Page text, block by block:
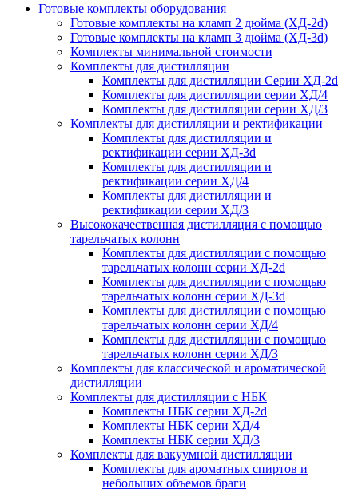
Готовые комплекты оборудования
Готовые комплекты на кламп 2 дюйма (ХД-2d)
Готовые комплекты на кламп 3 дюйма (ХД-3d)
Комплекты минимальной стоимости
Комплекты для дистилляции
Комплекты для дистилляции Серии ХД-2d
Комплекты для дистилляции серии ХД/4
Комплекты для дистилляции серии ХД/3
Комплекты для дистилляции и ректификации
Комплекты для дистилляции и
ректификации серии ХД-3d
Комплекты для дистилляции и
ректификации серии ХД/4
Комплекты для дистилляции и
ректификации серии ХД/3
Высококачественная дистилляция с помощью
тарельчатых колонн
Комплекты для дистилляции с помощью
тарельчатых колонн серии ХД-2d
Комплекты для дистилляции с помощью
тарельчатых колонн серии ХД-3d
Комплекты для дистилляции с помощью
тарельчатых колонн серии ХД/4
Комплекты для дистилляции с помощью
тарельчатых колонн серии ХД/3
Комплекты для классической и ароматической
дистилляции
Комплекты для дистилляции с НБК
Комплекты НБК серии ХД-2d
Комплекты НБК серии ХД/4
Комплекты НБК серии ХД/3
Комплекты для вакуумной дистилляции
Комплекты для ароматных спиртов и
небольших объемов браги